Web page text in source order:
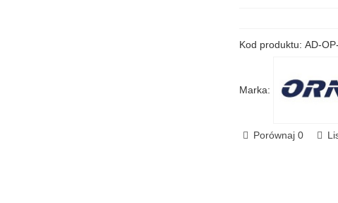
Kod produktu: AD-
Marka:
Porównaj 0